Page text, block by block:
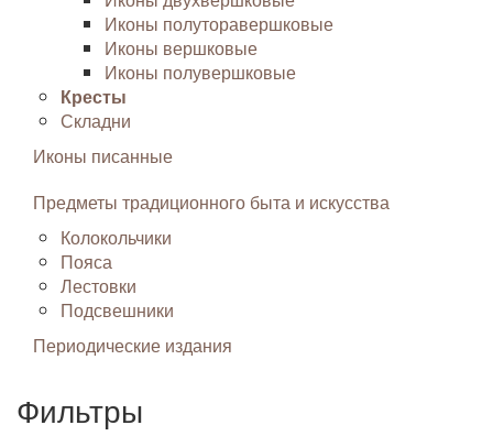
Иконы полуторавершковые
Иконы вершковые
Иконы полувершковые
Кресты
Складни
Иконы писанные
Предметы традиционного быта и искусства
Колокольчики
Пояса
Лестовки
Подсвешники
Периодические издания
Фильтры